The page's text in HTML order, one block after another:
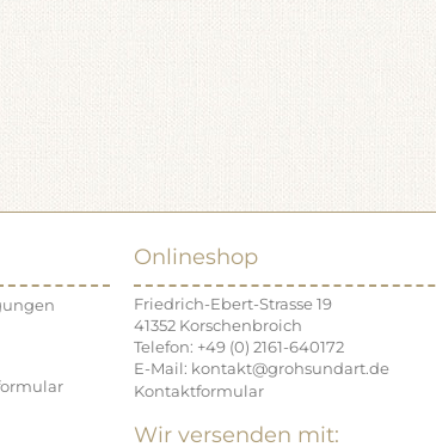
Onlineshop
Friedrich-Ebert-Strasse 19
41352 Korschenbroich
Telefon: +49 (0) 2161-640172
E-Mail: kontakt@grohsundart.de
Kontaktformular
Wir versenden mit: